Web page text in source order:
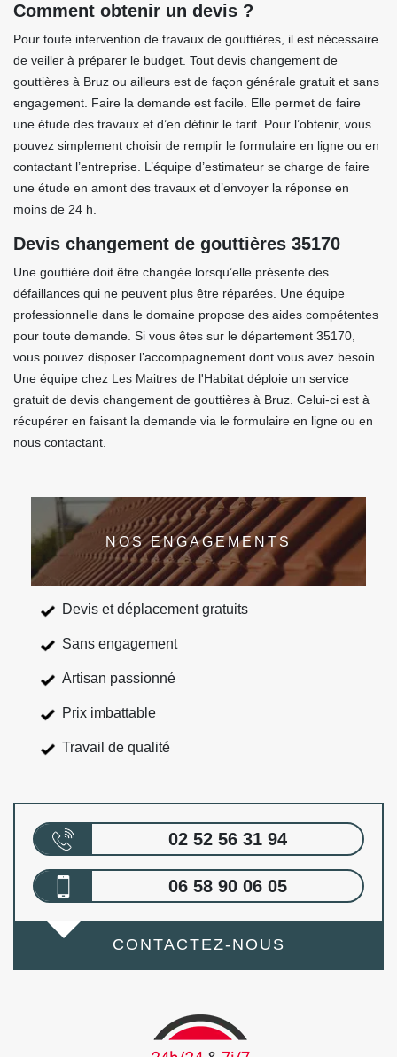
Comment obtenir un devis ?
Pour toute intervention de travaux de gouttières, il est nécessaire
de veiller à préparer le budget. Tout devis changement de
gouttières à Bruz ou ailleurs est de façon générale gratuit et sans
engagement. Faire la demande est facile. Elle permet de faire
une étude des travaux et d’en définir le tarif. Pour l’obtenir, vous
pouvez simplement choisir de remplir le formulaire en ligne ou en
contactant l’entreprise. L’équipe d’estimateur se charge de faire
une étude en amont des travaux et d’envoyer la réponse en
moins de 24 h.
Devis changement de gouttières 35170
Une gouttière doit être changée lorsqu’elle présente des
défaillances qui ne peuvent plus être réparées. Une équipe
professionnelle dans le domaine propose des aides compétentes
pour toute demande. Si vous êtes sur le département 35170,
vous pouvez disposer l’accompagnement dont vous avez besoin.
Une équipe chez Les Maitres de l'Habitat déploie un service
gratuit de devis changement de gouttières à Bruz. Celui-ci est à
récupérer en faisant la demande via le formulaire en ligne ou en
nous contactant.
NOS ENGAGEMENTS
Devis et déplacement gratuits
Sans engagement
Artisan passionné
Prix imbattable
Travail de qualité
02 52 56 31 94
06 58 90 06 05
CONTACTEZ-NOUS